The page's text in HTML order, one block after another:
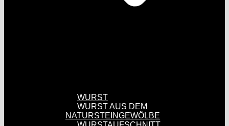
WURST
WURST AUS DEM
NATURSTEINGEWÖLBE